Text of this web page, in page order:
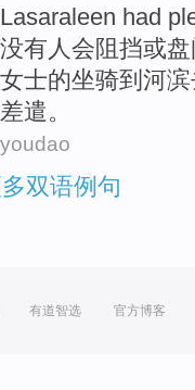
Lasaraleen had
没有 人 会阻挡或
女士的坐骑到 河滨
差遣。
youdao
双语例句
有道智选 官方博客